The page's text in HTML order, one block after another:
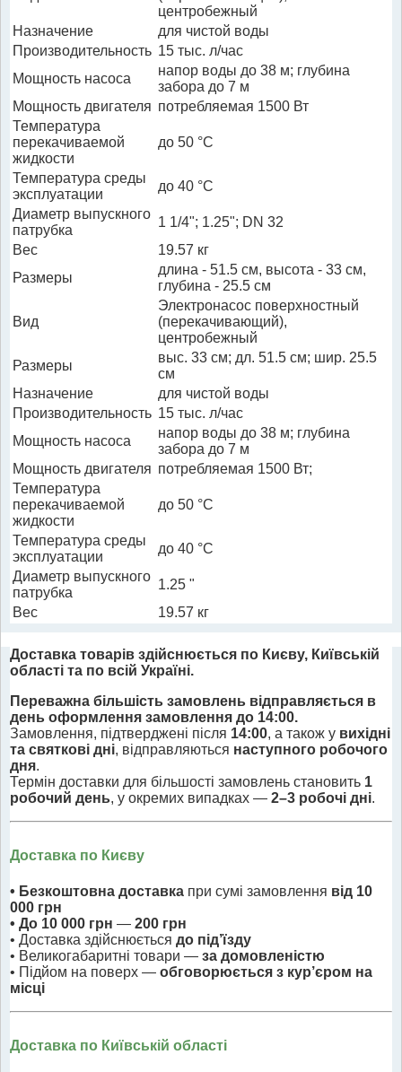
центробежный
Назначение
для чистой воды
Производительность 15 тыс. л/час
Мощность насоса
напор воды до 38 м; глубина
забора до 7 м
Мощность двигателя потребляемая 1500 Вт
Температура
перекачиваемой
жидкости
до 50 °С
Температура среды
эксплуатации
до 40 °С
Диаметр выпускного
патрубка
1 1/4"; 1.25"; DN 32
Вес
19.57 кг
Размеры
длина - 51.5 см, высота - 33 см,
глубина - 25.5 см
Вид
Электронасос поверхностный
(перекачивающий),
центробежный
Размеры
выс. 33 см; дл. 51.5 см; шир. 25.5
см
Назначение
для чистой воды
Производительность 15 тыс. л/час
Мощность насоса
напор воды до 38 м; глубина
забора до 7 м
Мощность двигателя потребляемая 1500 Вт;
Температура
перекачиваемой
жидкости
до 50 °С
Температура среды
эксплуатации
до 40 °С
Диаметр выпускного
патрубка
1.25 "
Вес
19.57 кг
Доставка товарів здійснюється по Києву, Київській
області та по всій Україні.
Переважна більшість замовлень відправляється в
день оформлення замовлення до 14:00.
Замовлення, підтверджені після 14:00, а також у вихідні
та святкові дні, відправляються наступного робочого
дня.
Термін доставки для більшості замовлень становить 1
робочий день, у окремих випадках — 2–3 робочі дні.
Доставка по Києву
• Безкоштовна доставка при сумі замовлення від 10
000 грн
• До 10 000 грн — 200 грн
• Доставка здійснюється до під’їзду
• Великогабаритні товари — за домовленістю
• Підйом на поверх — обговорюється з кур’єром на
місці
Доставка по Київській області